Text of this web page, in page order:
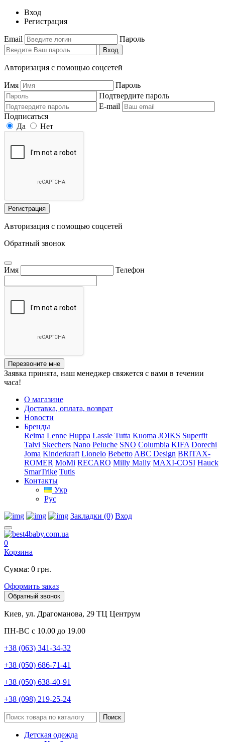
Вход
Регистрация
Email Пароль
Вход
Авторизация с помощью соцсетей
Имя
Пароль
Подтвердите пароль
E-mail
Подписаться
Да
Нет
Регистрация
Авторизация с помощью соцсетей
Обратный звонок
Имя Телефон
Перезвоните мне
Заявка принята, наш менеджер свяжется с вами в течении
часа!
О магазине
Доставка, оплата, возврат
Новости
Бренды
Reima Lenne Huppa Lassie Tutta Kuoma JOIKS Superfit
Talvi Skechers Nano Peluche SNO Columbia KIFA Dorechi
Joma Kinderkraft Lionelo Bebetto ABC Design BRITAX-
ROMER MoMi RECARO Milly Mally MAXI-COSI Hauck
SmarTrike Tutis
Контакты
Укр
Рус
Закладки (0) Вход
0
Корзина
Сумма: 0 грн.
Оформить заказ
Обратный звонок
Киев, ул. Драгоманова, 29 ТЦ Центрум
ПН-ВС с 10.00 до 19.00
+38 (063) 341-34-32
+38 (050) 686-71-41
+38 (050) 638-40-91
+38 (098) 219-25-24
Поиск
Детская одежда